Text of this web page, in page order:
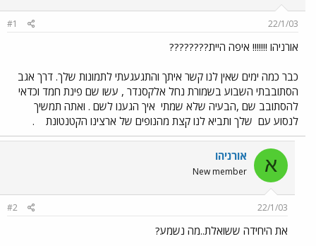
ש
א
ר
22/1/03
#1
אורניהו !!!!!!! איפה היית????????
כבר כמה ימים שאין לנו קשר איתך והתגעגעתי לתמונות שלך. דרך אגב
הסתובבתי השבוע בשמורת נחל אלקסנדר , עשו שם פינת חמד וכדאי
להסתובב שם ,הבעיה שלא שמתי איך הגענו לשם . ואתה תמשיך
לנסוע עם שלך ותביא לנו קצת מהנופים של ארצינו הקטנטונת .
א אורניהו
New member
22/1/03
#2
את היחידה ששואלת..מה נשמע?